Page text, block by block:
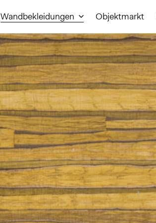
Wandbekleidungen Objektmarkt